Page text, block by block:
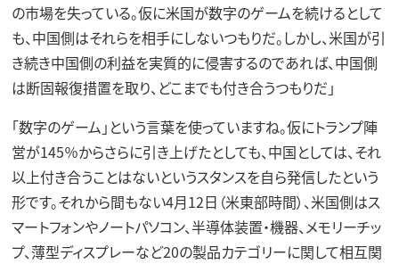
の市場を失っている。仮に米国が数字のゲームを続けるとして
も、中国側はそれらを相手にしないつもりだ。しかし、米国が引
き続き中国側の利益を実質的に侵害するのであれば、中国側
は断固報復措置を取り、どこまでも付き合うつもりだ」
「数字のゲーム」という言葉を使っていますね。仮にトランプ陣
営が145％からさらに引き上げたとしても、中国としては、それ
以上付き合うことはないというスタンスを自ら発信したという
形です。それから間もない4月12日（米東部時間）、米国側はス
マートフォンやノートパソコン、半導体装置・機器、メモリーチッ
プ、薄型ディスプレーなど20の製品カテゴリーに関して相互関